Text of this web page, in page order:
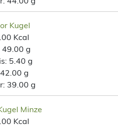
Kugel
Kcal
49.00 g
5.40 g
42.00 g
39.00 g
Minze
Kcal